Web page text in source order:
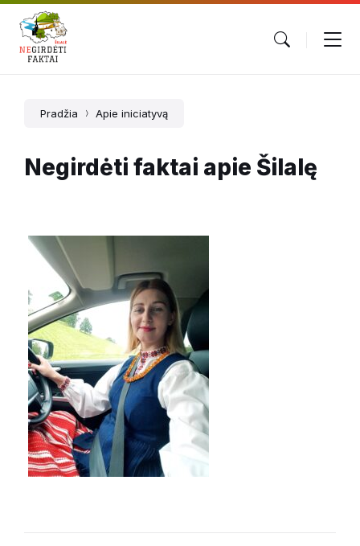
Pradžia Apie iniciatyvą
Negirdėti faktai apie Šilalę